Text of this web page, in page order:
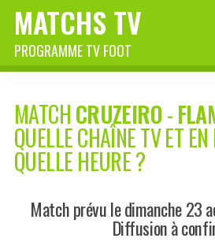
MATCHS TV
PROGRAMME TV FOOT
MATCHCRUZEIRO-
QUELLE CHAÎNE TV ET
QUELLE HEURE ?
Match prévu le dimanche 23
Diffusion à